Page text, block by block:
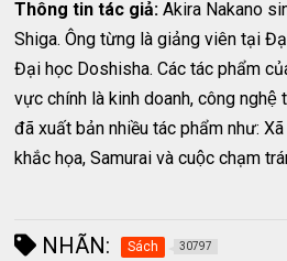
Thông tin tác giả:Akira Nakano
Shiga. Ông từng là giảng viên tại
Đại học Doshisha. Các tác phẩm
vực chính là kinh doanh, công nghệ
đã xuất bản nhiều tác phẩm như:
khắc họa, Samurai và cuộc chạm
NHÃN: Sách 30797